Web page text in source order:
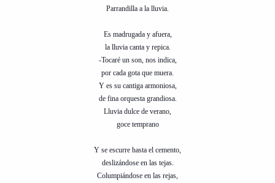
Parrandilla a la lluvia.
Es madrugada y afuera,
la lluvia canta y repica.
-Tocaré un son, nos indica,
por cada gota que muera.
Y es su cantiga armoniosa,
de fina orquesta grandiosa.
Lluvia dulce de verano,
goce temprano
Y se escurre hasta el cemento,
deslizándose en las tejas.
Columpiándose en las rejas,